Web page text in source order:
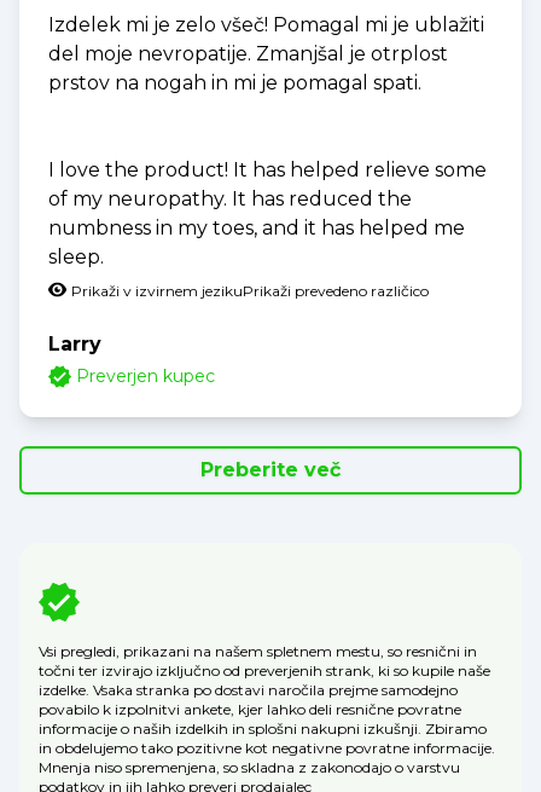
Izdelek mi je zelo všeč! Pomagal mi je ublažiti
del moje nevropatije. Zmanjšal je otrplost
prstov na nogah in mi je pomagal spati.
I love the product! It has helped relieve some
of my neuropathy. It has reduced the
numbness in my toes, and it has helped me
sleep.
Prikaži v izvirnem jezikuPrikaži prevedeno različico
Larry
Preverjen kupec
Preberite več
Vsi pregledi, prikazani na našem spletnem mestu, so resnični in
točni ter izvirajo izključno od preverjenih strank, ki so kupile naše
izdelke. Vsaka stranka po dostavi naročila prejme samodejno
povabilo k izpolnitvi ankete, kjer lahko deli resnične povratne
informacije o naših izdelkih in splošni nakupni izkušnji. Zbiramo
in obdelujemo tako pozitivne kot negativne povratne informacije.
Mnenja niso spremenjena, so skladna z zakonodajo o varstvu
podatkov in jih lahko preveri prodajalec